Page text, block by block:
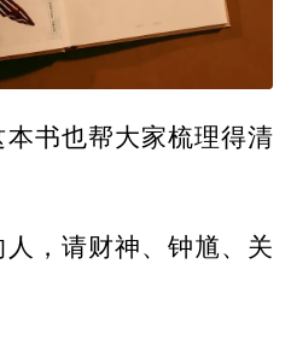
书也帮大家梳理得清
，请财神、钟馗、关